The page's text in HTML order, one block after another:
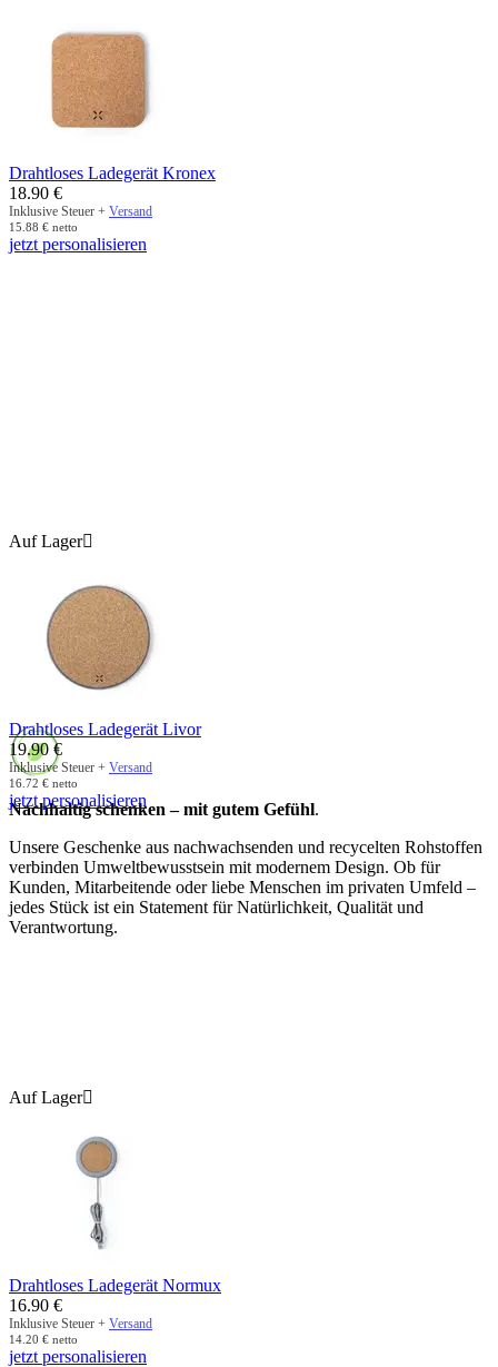
Drahtloses Ladegerät Kronex
18.90 €
Inklusive Steuer + Versand
15.88 € netto
jetzt personalisieren
Auf Lager
Nachhaltig schenken – mit gutem Gefühl.
Unsere Geschenke aus nachwachsenden und recycelten Rohstoffen
verbinden Umweltbewusstsein mit modernem Design. Ob für
Kunden, Mitarbeitende oder liebe Menschen im privaten Umfeld –
jedes Stück ist ein Statement für Natürlichkeit, Qualität und
Verantwortung.
Drahtloses Ladegerät Livor
19.90 €
Inklusive Steuer + Versand
16.72 € netto
jetzt personalisieren
Auf Lager
Drahtloses Ladegerät Normux
16.90 €
Inklusive Steuer + Versand
14.20 € netto
jetzt personalisieren